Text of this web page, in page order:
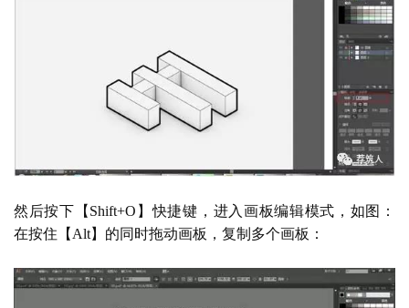
然后按下【 Shift+O】快捷键，进入画板编辑模式，如图：
在按住【Alt】的同时拖动画板，复制多个画板：